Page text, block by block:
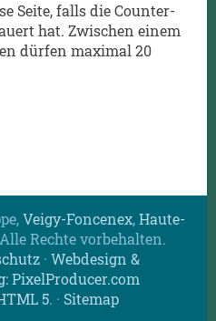
Seite, falls die Counter-
hat. Zwischen einem
dürfen maximal 20
Veigy-Foncenex,Haute-
Alle Rechte vorbehalten.
· Webdesign &
PixelProducer.com
5. · Sitemap